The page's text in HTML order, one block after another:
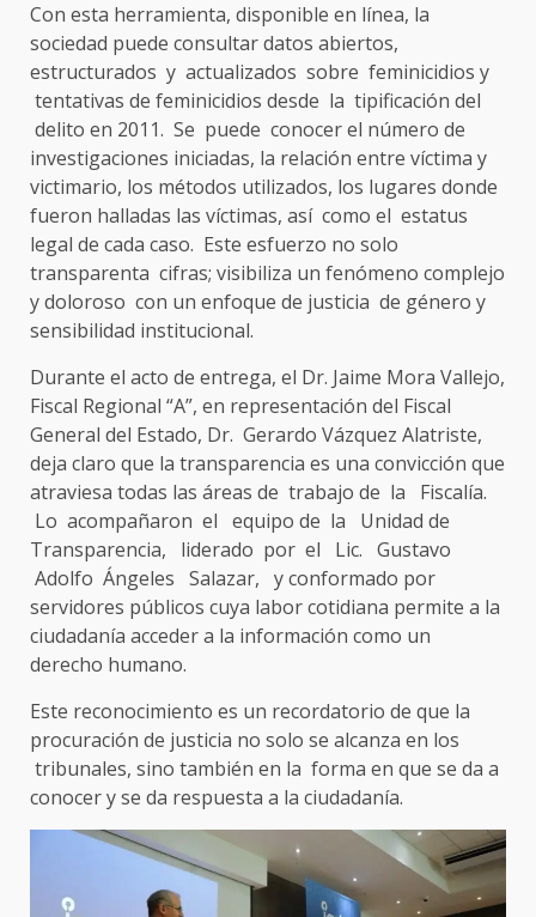
Con esta herramienta, disponible en línea, la
sociedad puede consultar datos abiertos,
estructurados y actualizados sobre feminicidios y
tentativas de feminicidios desde la tipificación del
delito en 2011. Se puede conocer el número de
investigaciones iniciadas, la relación entre víctima y
victimario, los métodos utilizados, los lugares donde
fueron halladas las víctimas, así como el estatus
legal de cada caso. Este esfuerzo no solo
transparenta cifras; visibiliza un fenómeno complejo
y doloroso con un enfoque de justicia de género y
sensibilidad institucional.
Durante el acto de entrega, el Dr. Jaime Mora Vallejo,
Fiscal Regional “A”, en representación del Fiscal
General del Estado, Dr. Gerardo Vázquez Alatriste,
deja claro que la transparencia es una convicción que
atraviesa todas las áreas de trabajo de la Fiscalía.
Lo acompañaron el equipo de la Unidad de
Transparencia, liderado por el Lic. Gustavo
Adolfo Ángeles Salazar, y conformado por
servidores públicos cuya labor cotidiana permite a la
ciudadanía acceder a la información como un
derecho humano.
Este reconocimiento es un recordatorio de que la
procuración de justicia no solo se alcanza en los
tribunales, sino también en la forma en que se da a
conocer y se da respuesta a la ciudadanía.